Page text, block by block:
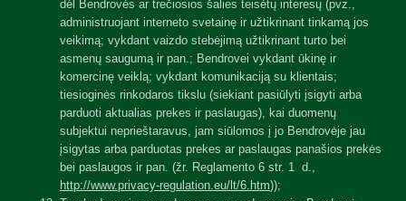
dėl Bendrovės ar trečiosios šalies teisėtų interesų (pvz.,
administruojant interneto svetainę ir užtikrinant tinkamą jos
veikimą; vykdant vaizdo stebėjimą užtikrinant turto bei
asmenų saugumą ir pan.; Bendrovei vykdant ūkinę ir
komercinę veiklą; vykdant komunikaciją su klientais;
tiesioginės rinkodaros tikslu (siekiant pasiūlyti įsigyti arba
parduoti aktualias prekes ir paslaugas), kai duomenų
subjektui neprieštaravus, jam siūlomos į jo Bendrovėje jau
įsigytas arba parduotas prekes ar paslaugas panašios prekės
bei paslaugos ir pan. (žr. Reglamento 6 str. 1 d.,
http://www.privacy-regulation.eu/lt/6.htm));